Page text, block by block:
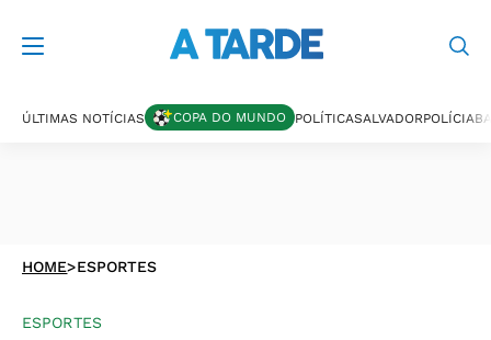
ÚLTIMAS NOTÍCIAS COPA DO MUNDO POLÍTICASALVADORPOLÍCIA
HOME>ESPORTES
ESPORTES